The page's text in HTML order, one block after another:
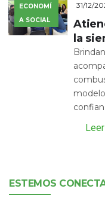
ECONOMÍ
A SOCIAL
31/12/
la
ESTEMOS